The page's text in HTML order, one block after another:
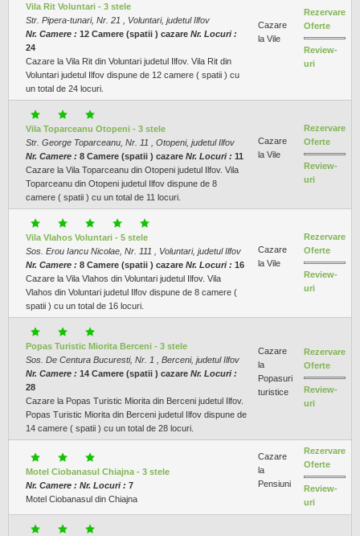
Vila Rit Voluntari - 3 stele
Str. Pipera-tunari, Nr. 21 , Voluntari, judetul Ilfov
Nr. Camere : 12 Camere (spatii ) cazare Nr. Locuri :
24
Cazare la Vila Rit din Voluntari judetul Ilfov. Vila Rit din
Voluntari judetul Ilfov dispune de 12 camere ( spatii ) cu
un total de 24 locuri.
Cazare
la Vile
Rezervare
Oferte
Review-
uri
Vila Toparceanu Otopeni - 3 stele
Str. George Toparceanu, Nr. 11 , Otopeni, judetul Ilfov
Nr. Camere : 8 Camere (spatii ) cazare Nr. Locuri : 11
Cazare la Vila Toparceanu din Otopeni judetul Ilfov. Vila
Toparceanu din Otopeni judetul Ilfov dispune de 8
camere ( spatii ) cu un total de 11 locuri.
Cazare
la Vile
Rezervare
Oferte
Review-
uri
Vila Vlahos Voluntari - 5 stele
Sos. Erou Iancu Nicolae, Nr. 111 , Voluntari, judetul Ilfov
Nr. Camere : 8 Camere (spatii ) cazare Nr. Locuri : 16
Cazare la Vila Vlahos din Voluntari judetul Ilfov. Vila
Vlahos din Voluntari judetul Ilfov dispune de 8 camere (
spatii ) cu un total de 16 locuri.
Cazare
la Vile
Rezervare
Oferte
Review-
uri
Popas Turistic Miorita Berceni - 3 stele
Sos. De Centura Bucuresti, Nr. 1 , Berceni, judetul Ilfov
Nr. Camere : 14 Camere (spatii ) cazare Nr. Locuri :
28
Cazare la Popas Turistic Miorita din Berceni judetul Ilfov.
Popas Turistic Miorita din Berceni judetul Ilfov dispune de
14 camere ( spatii ) cu un total de 28 locuri.
Cazare
la
Popasuri
turistice
Rezervare
Oferte
Review-
uri
Motel Ciobanasul Chiajna - 3 stele
Nr. Camere : Nr. Locuri : 7
Motel Ciobanasul din Chiajna
Cazare
la
Pensiuni
Rezervare
Oferte
Review-
uri